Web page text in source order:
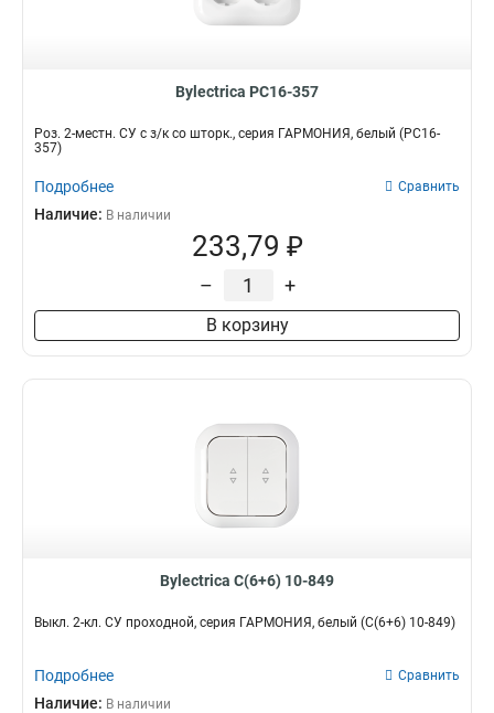
Bylectrica РС16-357
Роз. 2-местн. СУ с з/к со шторк., серия ГАРМОНИЯ, белый (РС16-
357)
Подробнее Сравнить
Наличие: В наличии
233,79 ₽
– +
В корзину
Bylectrica С(6+6) 10-849
Выкл. 2-кл. СУ проходной, серия ГАРМОНИЯ, белый (С(6+6) 10-849)
Подробнее Сравнить
Наличие: В наличии